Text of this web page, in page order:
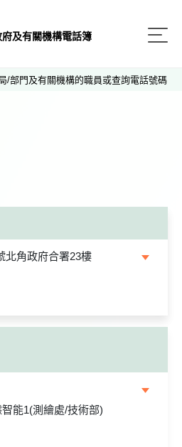
及有關機構電話簿
/部門及有關機構的職員或查詢電話號碼
北角政府合署23樓
能1(測繪處/技術部)